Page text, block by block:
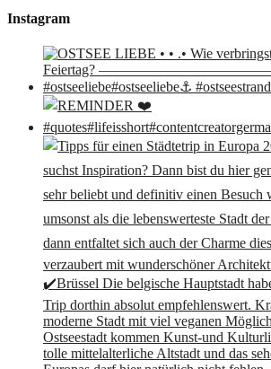
Instagram